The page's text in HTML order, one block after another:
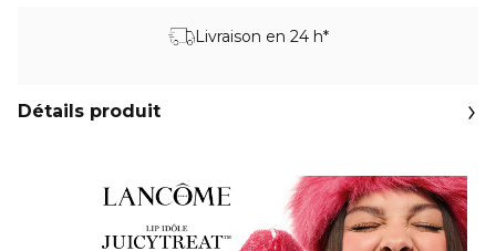
Livraison en 24 h*
Détails produit